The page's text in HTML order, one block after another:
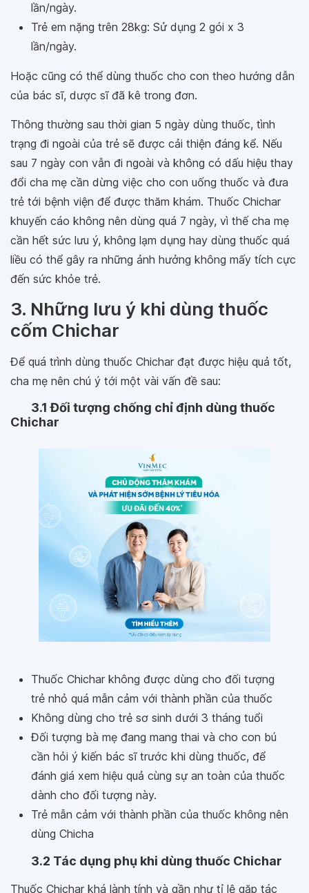
lần/ngày.
Trẻ em nặng trên 28kg: Sử dụng 2 gói x 3
lần/ngày.
Hoặc cũng có thể dùng thuốc cho con theo hướng dẫn
của bác sĩ, dược sĩ đã kê trong đơn.
Thông thường sau thời gian 5 ngày dùng thuốc, tình
trạng đi ngoài của trẻ sẽ được cải thiện đáng kể. Nếu
sau 7 ngày con vẫn đi ngoài và không có dấu hiệu thay
đổi cha mẹ cần dừng việc cho con uống thuốc và đưa
trẻ tới bệnh viện để được thăm khám. Thuốc Chichar
khuyến cáo không nên dùng quá 7 ngày, vì thế cha mẹ
cần hết sức lưu ý, không lạm dụng hay dùng thuốc quá
liều có thể gây ra những ảnh hưởng không mấy tích cực
đến sức khỏe trẻ.
3. Những lưu ý khi dùng thuốc
cốm Chichar
Để quá trình dùng thuốc Chichar đạt được hiệu quả tốt,
cha mẹ nên chú ý tới một vài vấn đề sau:
3.1 Đối tượng chống chỉ định dùng thuốc
Chichar
Thuốc Chichar không được dùng cho đối tượng
trẻ nhỏ quá mẫn cảm với thành phần của thuốc
Không dùng cho trẻ sơ sinh dưới 3 tháng tuổi
Đối tượng bà mẹ đang mang thai và cho con bú
cần hỏi ý kiến bác sĩ trước khi dùng thuốc, để
đánh giá xem hiệu quả cùng sự an toàn của thuốc
dành cho đối tượng này.
Trẻ mẫn cảm với thành phần của thuốc không nên
dùng Chicha
3.2 Tác dụng phụ khi dùng thuốc Chichar
Thuốc Chichar khá lành tính và gần như tỉ lệ gặp tác